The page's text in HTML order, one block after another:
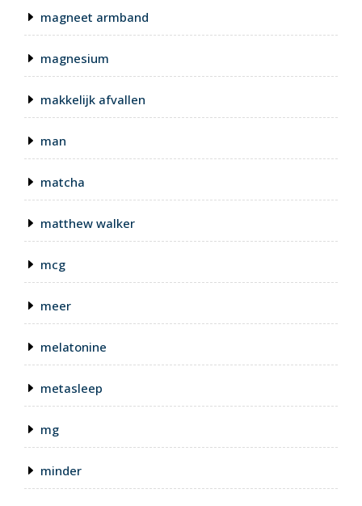
magneet armband
magnesium
makkelijk afvallen
man
matcha
matthew walker
mcg
meer
melatonine
metasleep
mg
minder